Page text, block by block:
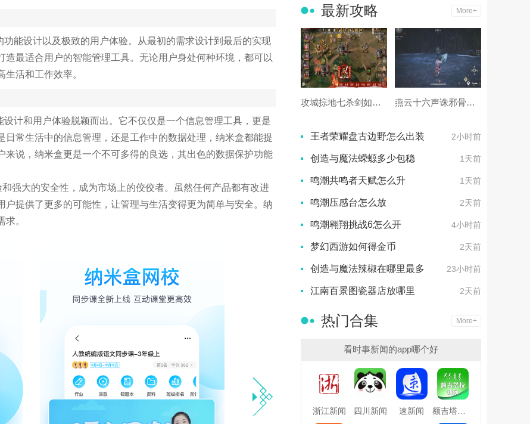
能设计以及极致的用户体验。从最初的需求设计到最后的实现
最适合用户的智能管理工具。无论用户身处何种环境，都可以
活和工作效率。
计和用户体验脱颖而出。它不仅仅是一个信息管理工具，更是
常生活中的信息管理，还是工作中的数据处理，纳米盒都能提
说，纳米盒更是一个不可多得的良选，其出色的数据保护功能
强大的安全性，成为市场上的佼佼者。虽然任何产品都有改进
提供了更多的可能性，让管理与生活变得更为简单与安全。纳
。
最新攻略 More+
攻城掠地七杀剑如何使用 燕云十六声诛邪骨勒怎么打
王者荣耀盘古边野怎么出装 2小时前
创造与魔法蝾螈多少包稳 1天前
鸣潮共鸣者天赋怎么升 1天前
鸣潮压感台怎么放 2天前
鸣潮翱翔挑战6怎么开 4小时前
梦幻西游如何得金币 2天前
创造与魔法辣椒在哪里最多 23小时前
江南百景图瓷器店放哪里 2天前
热门合集 More+
看时事新闻的app哪个好
浙江新闻 四川新闻 速新闻 额吉塔拉新闻